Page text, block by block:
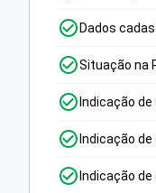
Dados
Situação na
Indicação
Indicação
Indicação